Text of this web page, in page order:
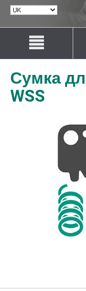
ВИБРАТИ
Перейти
змісту
Перейти
навігації
Сумка
WSS